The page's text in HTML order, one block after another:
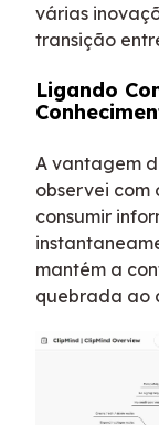
várias
transição
Ligando
A vantagem
observei com
consumir
mantém a
quebrada ao